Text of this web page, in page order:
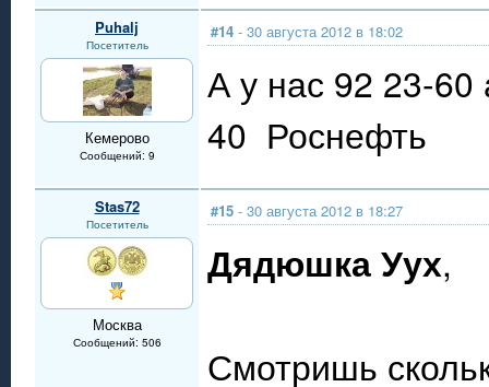
Puhalj
Посетитель
Кемерово
Сообщений: 9
#14 - 30 августа 2012 в 18:02
А у нас 92 23-
40 Роснефть
Stas72
Посетитель
Москва
Сообщений: 506
#15 - 30 августа 2012 в 18:27
Дядюшка Уух,
Смотришь